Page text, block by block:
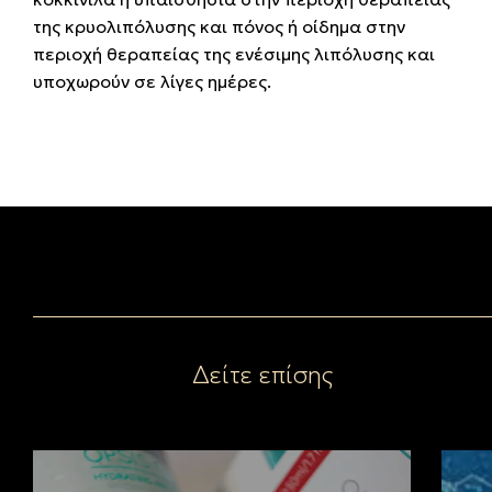
της κρυολιπόλυσης και πόνος ή οίδημα στην
περιοχή θεραπείας της ενέσιμης λιπόλυσης και
υποχωρούν σε λίγες ημέρες.
Δείτε επίσης